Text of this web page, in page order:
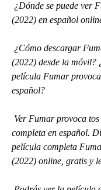
(2022) en español
(2022) desde la móvil?
película Fumar
español?
completa en español.
película completa
(2022) online, gratis y